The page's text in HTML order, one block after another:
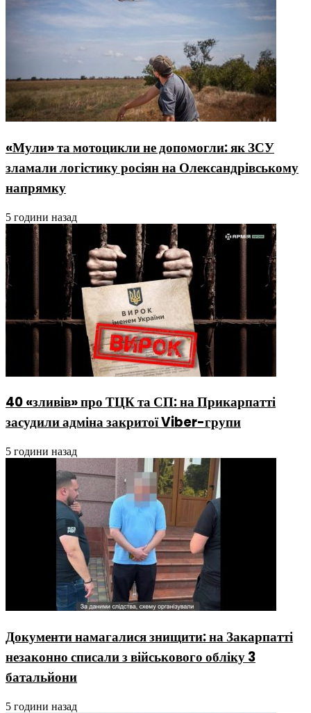
«Мули» та мотоцикли не допомогли: як ЗСУ
зламали логістику росіян на Олександрівському
напрямку
5 години назад
40 «зливів» про ТЦК та СП: на Прикарпатті
засудили адміна закритої Viber-групи
5 години назад
Документи намагалися знищити: на Закарпатті
незаконно списали з військового обліку 3
батальйони
5 години назад